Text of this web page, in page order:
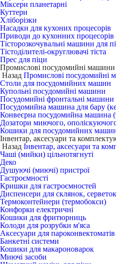
Міксери планетарні
Куттери
Хліборізки
Насадки для кухоних процесорів
Приводи до кухонних процесорів
Тісторозкочувальні машини для
Тістоділителі-округлювачі тіста
Прес для піци
Промислові посудомийні машини
Назад Промислові посудомийні
Столи для посудомийних машин
Купольні посудомийні машини
Посудомийні фронтальні машини
Посудомийна машина для бару
Конвеєрна посудомийна машина
Дозатори миючого, ополіскуючого
Кошики для посудомийних
Інвентар, аксесуари та
Назад Інвентар, аксесуари та
Чаші (мийки) цільнотягнуті
Деко
Душуючі (миючі) пристрої
Гастроємності
Кришки для гастроємностей
Диспенсери для склянок,
Термоконтейнери (термобокси)
Конфорки електричні
Кошики для фритюрниць
Колоди для розрубки м'яса
Аксесуари для пароконвектоматів
Банкетні системи
Кошики для макароноварок
Миючі засоби